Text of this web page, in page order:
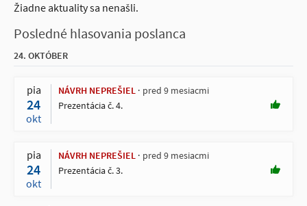
Žiadne aktuality sa nenašli.
Posledné hlasovania poslanca
24. OKTÓBER
pia
24
okt
NÁVRH NEPREŠIEL
pred 9 mesiacmi
Prezentácia č. 4.
pia
24
okt
NÁVRH NEPREŠIEL
pred 9 mesiacmi
Prezentácia č. 3.